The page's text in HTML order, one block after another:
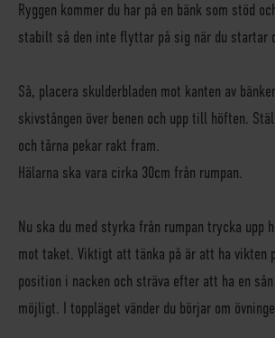
Ryggen kommer du har på en bänk som stöd
stabilt så den inte flyttar på sig när du startar
Så, placera skulderbladen mot kanten av
skivstången över benen och upp till höften.
och tårna pekar rakt fram.
Hälarna ska vara cirka 30cm från rumpan.
Nu ska du med styrka från rumpan trycka upp
mot taket. Viktigt att tänka på är att ha vikten
position i nacken och sträva efter att ha en
möjligt. I toppläget vänder du börjar om